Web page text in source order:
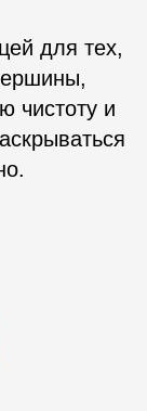
для тех,
чистоту и